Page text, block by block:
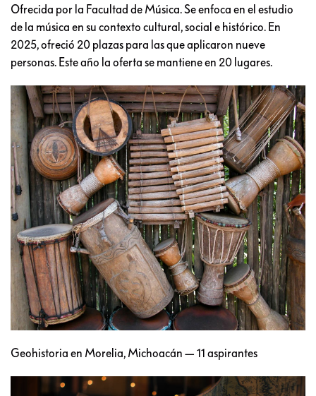
Ofrecida por la Facultad de Música. Se enfoca en el estudio
de la música en su contexto cultural, social e histórico. En
2025, ofreció 20 plazas para las que aplicaron nueve
personas. Este año la oferta se mantiene en 20 lugares.
Geohistoria en Morelia, Michoacán — 11 aspirantes